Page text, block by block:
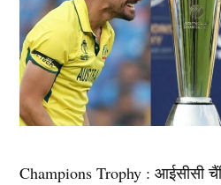
Champions Trophy : आईसीसी